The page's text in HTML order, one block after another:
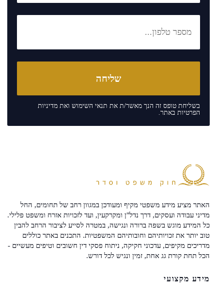
בשליחת טופס זה הנך מאשר/ת את תנאי השימוש ואת מדיניות
הפרטיות באתר.
האתר מציע מידע משפטי מקיף ומעודכן במגוון רחב של תחומים, החל
מדיני עבודה ועסקים, דרך נדל"ן ומקרקעין, ועד לזכויות אזרח ומשפט פלילי.
כל המידע מוגש בשפה ברורה ונגישה, במטרה לסייע לציבור הרחב להבין
טוב יותר את זכויותיהם וחובותיהם המשפטיות. התכנים באתר כוללים
מדריכים מקיפים, עדכוני חקיקה, ניתוח פסקי דין חשובים וטיפים מעשיים -
הכל תחת קורת גג אחת, זמין ונגיש לכל דורש.
מידע מקצועי